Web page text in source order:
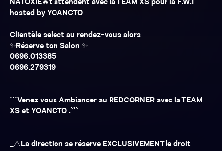
NATOXIE🔥t'attendent avec la TEAM XS pour la F.W.I
hosted by YOANCTO
Clientèle select au rendez-vous alors
✨Réserve ton Salon ✨
0696.013385
0696.279319
```Venez vous Ambiancer au REDCORNER avec la TEAM
XS et YOANCTO .```
_⚠️La direction se réserve EXCLUSIVEMENT le droit